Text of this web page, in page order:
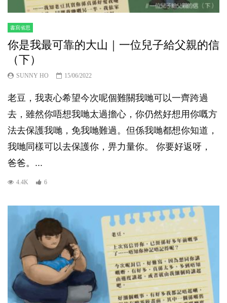
書寫省思
你是我最可靠的大山｜一位兒子給父親的信
（下）
SUNNY HO 15/06/2022
老豆，我衷心希望今次呢個難關我哋可以一齊跨過
去，雖然你唔想我哋太過擔心，你仍然好想用你嘅方
法去保護我哋，免我哋難過。但係我哋都想你知道，
我哋同樣可以去保護你，畀力量你。 你要好返呀，
爸爸。...
4.4K 6